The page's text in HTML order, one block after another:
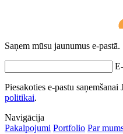
Saņem mūsu jaunumus e-pastā.
Piesakoties e-pastu saņemšanai
politikai.
Navigācija
Pakalpojumi Portfolio Par